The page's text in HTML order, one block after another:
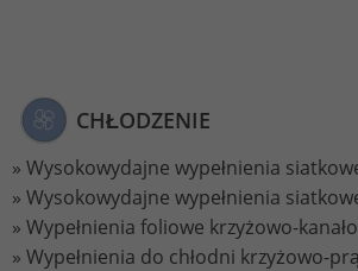
CHŁODZENIE
Wysokowydajne wypełnienia
Wysokowydajne wypełnienia
Wypełnienia foliowe krzyżowo-
Wypełnienia do chłodni krzyżowo-